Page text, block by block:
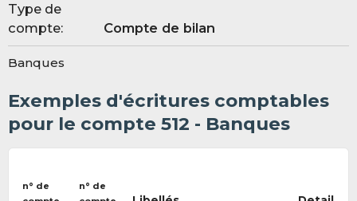
Type de
compte:
Compte de bilan
Banques
Exemples d'écritures comptables
pour le compte 512 - Banques
n° de
n° de